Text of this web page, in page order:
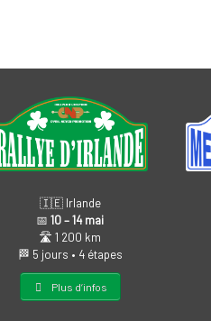
🇮🇪 Irlande
📅10 – 14 mai
🛣️ 1 200 km
🏁 5 jours • 4 étapes
Plus d’infos